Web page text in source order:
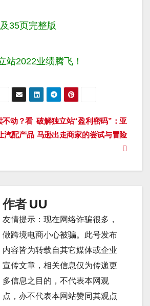
35页完整版
站2022业绩腾飞！
破解独立站“盈利密码”：亚
马逊出走商家的尝试与冒险
不动？看
汽配产品
作者 UU
友情提示：现在网络诈骗很多，
做跨境电商小心被骗。此号发布
内容皆为转载自其它媒体或企业
宣传文章，相关信息仅为传递更
多信息之目的，不代表本网观
点，亦不代表本网站赞同其观点